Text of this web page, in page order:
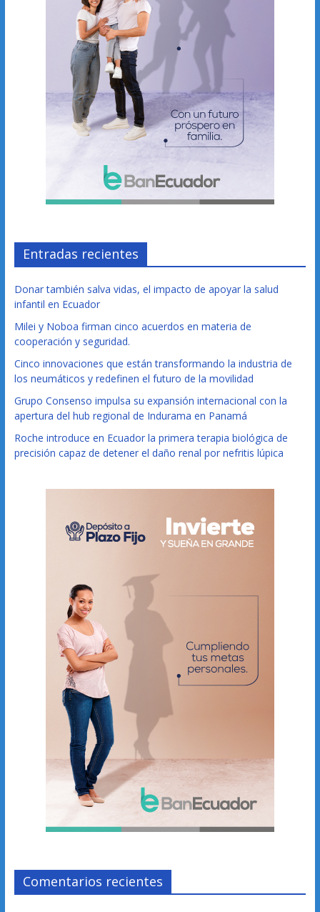
Entradas recientes
Donar también salva vidas, el impacto de apoyar la salud
infantil en Ecuador
Milei y Noboa firman cinco acuerdos en materia de
cooperación y seguridad.
Cinco innovaciones que están transformando la industria de
los neumáticos y redefinen el futuro de la movilidad
Grupo Consenso impulsa su expansión internacional con la
apertura del hub regional de Indurama en Panamá
Roche introduce en Ecuador la primera terapia biológica de
precisión capaz de detener el daño renal por nefritis lúpica
Comentarios recientes